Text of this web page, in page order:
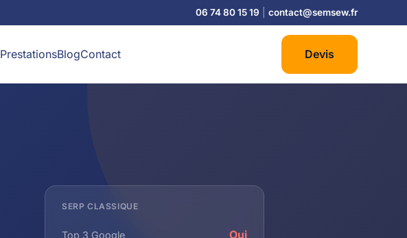
06 74 80 15 19 contact@semsew.fr
PrestationsBlogContact Devis
SERP CLASSIQUE
Top 3 Google Oui